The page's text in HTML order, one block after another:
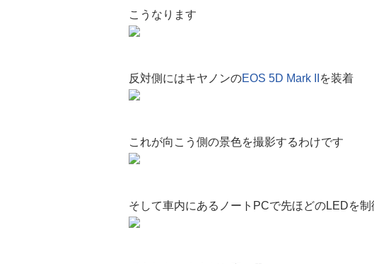
こうなります
反対側にはキヤノンのEOS 5D Mark II を装着
これが向こう側の景色を撮影するわけです
そして車内にあるノートPCで先ほどのLEDを